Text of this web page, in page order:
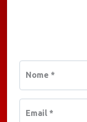
Nome *
Email *